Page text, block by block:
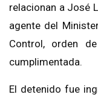
relacionan a José
agente del
Control, orden
cumplimentada.
El detenido fue